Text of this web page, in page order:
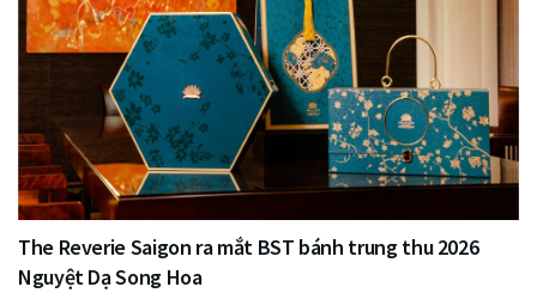
The Reverie Saigon ra mắt BST bánh trung thu 2026
Nguyệt Dạ Song Hoa